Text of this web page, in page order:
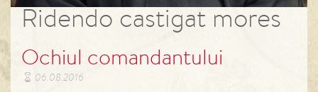
Ridendo castigat mores
Ochiul comandantului
06.08.2016